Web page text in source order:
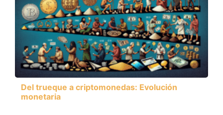
Del trueque a criptomonedas: Evolución
monetaria